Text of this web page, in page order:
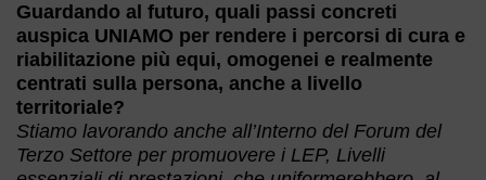
Guardando al futuro, quali passi concreti
auspica UNIAMO per rendere i percorsi di cura e
riabilitazione più equi, omogenei e realmente
centrati sulla persona, anche a livello
territoriale?
Stiamo lavorando anche all’Interno del Forum del
Terzo Settore per promuovere i LEP, Livelli